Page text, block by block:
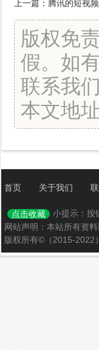
上一篇： 腾讯的短视
版权免
假。如
联系我
本文地址
首页 关于我们
点击收藏
小提示：按
网站声明：本站所有资
版权所有©（2015-2022